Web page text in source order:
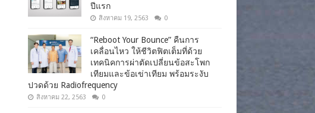
ปีแรก
สิงหาคม 19, 2563 0
“Reboot Your Bounce” คืนการ
เคลื่อนไหว ให้ชีวิตฟิตเต็มที่ด้วย
เทคนิคการผ่าตัดเปลี่ยนข้อสะโพก
เทียมและข้อเข่าเทียม พร้อมระงับ
ปวดด้วย Radiofrequency
สิงหาคม 22, 2563 0